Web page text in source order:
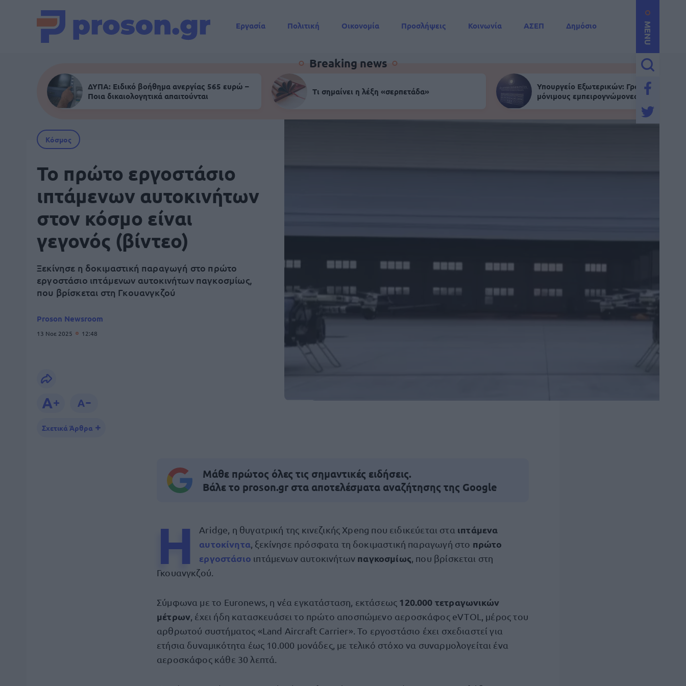
MENU
Εργασία Πολιτική Οικονομία Προσλήψεις Κοινωνία ΑΣΕΠ
Δημόσιο
Breaking news
ΔΥΠΑ: Ειδικό βοήθημα ανεργίας 565 ευρώ –
Ποια δικαιολογητικά απαιτούνται
Τι σημαίνει η λέξη «σερπετάδα»
Υπουργείο Εξωτερικών: Γραπτός για
μόνιμους εμπειρογνώμονες
Κόσμος
Το πρώτο εργοστάσιο
ιπτάμενων αυτοκινήτων
στον κόσμο είναι
γεγονός (βίντεο)
Ξεκίνησε η δοκιμαστική παραγωγή στο πρώτο
εργοστάσιο ιπτάμενων αυτοκινήτων παγκοσμίως,
που βρίσκεται στη Γκουανγκζού
Proson Newsroom
13 Νοε 2025 12:48
Σχετικά Άρθρα
Μάθε πρώτος όλες τις σημαντικές ειδήσεις.
Βάλε το proson.gr στα αποτελέσματα αναζήτησης της Google
Η Aridge, η θυγατρική της κινεζικής Xpeng που ειδικεύεται στα ιπτάμενα
αυτοκίνητα , ξεκίνησε πρόσφατα τη δοκιμαστική παραγωγή στο πρώτο
εργοστάσιο ιπτάμενων αυτοκινήτων παγκοσμίως , που βρίσκεται στη
Γκουανγκζού.
Σύμφωνα με το Euronews, η νέα εγκατάσταση, εκτάσεως 120.000 τετραγωνικών
μέτρων , έχει ήδη κατασκευάσει το πρώτο αποσπώμενο αεροσκάφος eVTOL, μέρος του
αρθρωτού συστήματος «Land Aircraft Carrier». Το εργοστάσιο έχει σχεδιαστεί για
ετήσια δυναμικότητα έως 10.000 μονάδες, με τελικό στόχο να συναρμολογείται ένα
αεροσκάφος κάθε 30 λεπτά.